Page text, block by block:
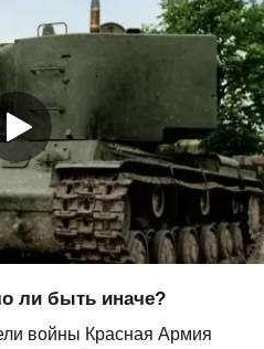
ли быть иначе?
войны Красная Армия